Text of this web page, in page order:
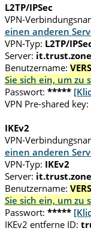
L2TP/IPSec
VPN-
einen anderen
VPN-Typ: L2TP/
Server: it.trust.zone
Benutzername:
Sie sich ein, um zu
Passwort: *****
VPN Pre-shared key:
IKEv2
VPN-
einen anderen
VPN-Typ: IKEv2
Server: it.trust.zone
Benutzername:
Sie sich ein, um zu
Passwort: *****
IKEv2 entferne ID: